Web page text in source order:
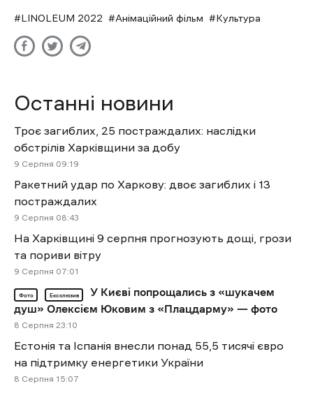
LINOLEUM 2022 Анімаційний фільм Культура
Останні новини
Троє загиблих, 25 постраждалих: наслідки
обстрілів Харківщини за добу
9 Cерпня 09:19
Ракетний удар по Харкову: двоє загиблих і 13
постраждалих
9 Cерпня 08:43
На Харківщині 9 серпня прогнозують дощі, грози
та пориви вітру
9 Cерпня 07:01
Фото Ексклюзив
У Києві попрощались з «шукачем
душ» Олексієм Юковим з «Плацдарму» — фото
8 Cерпня 23:10
Естонія та Іспанія внесли понад 55,5 тисячі євро
на підтримку енергетики України
8 Cерпня 15:07